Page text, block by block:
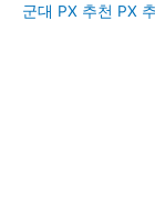
군대 PX 추천 PX